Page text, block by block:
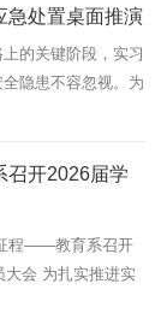
急处置桌面推演
的关键阶段，实习
隐患不容忽视。为
、口腔医学技术
开2026届学
程——教育系召开
大会 为扎实推进实
管理要求，筑牢学